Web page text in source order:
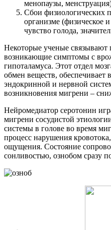
менопаузы,
Сбои физиологических
организме (физическое
чувство голода,
Некоторые ученые
возникающие симптомы с
гипоталамуса. Этот отдел
обмен веществ, обеспечивает
эндокринной и нервной
возникновения мигрени –
Нейромедиатор серотонин
мигрени сосудистой
системы в голове во время
процесс нарушения
ощущения. Состояние
сонливостью, ознобом сразу